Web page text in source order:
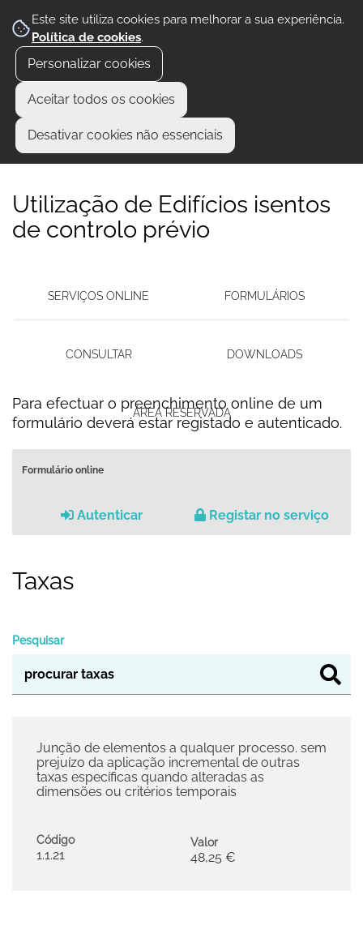
Este site utiliza cookies para melhorar a sua experiência.
Política de cookies.
Personalizar cookies
Aceitar todos os cookies
Desativar cookies não essenciais
Utilização de Edifícios isentos
de controlo prévio
SERVIÇOS ONLINE FORMULÁRIOS
CONSULTAR DOWNLOADS
ÁREA RESERVADA
Para efectuar o preenchimento online de um
formulário deverá estar registado e autenticado.
Formulário online
Autenticar Registar no serviço
Taxas
Pesquisar
Código
1.1.21
Junção de elementos a qualquer processo. sem
prejuízo da aplicação incremental de outras
taxas específicas quando alteradas as
dimensões ou critérios temporais
Valor
48,25 €